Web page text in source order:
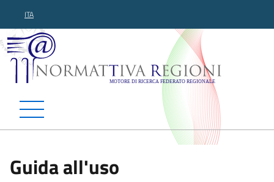
ITA
Normattiva Regioni -
Guida all'uso